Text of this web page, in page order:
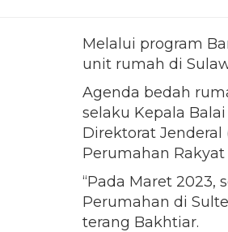
Melalui program
unit rumah di
Agenda bedah
selaku Kepala
Direktorat
Perumahan
“Pada Maret 2023,
Perumahan di
terang Bakhtiar.